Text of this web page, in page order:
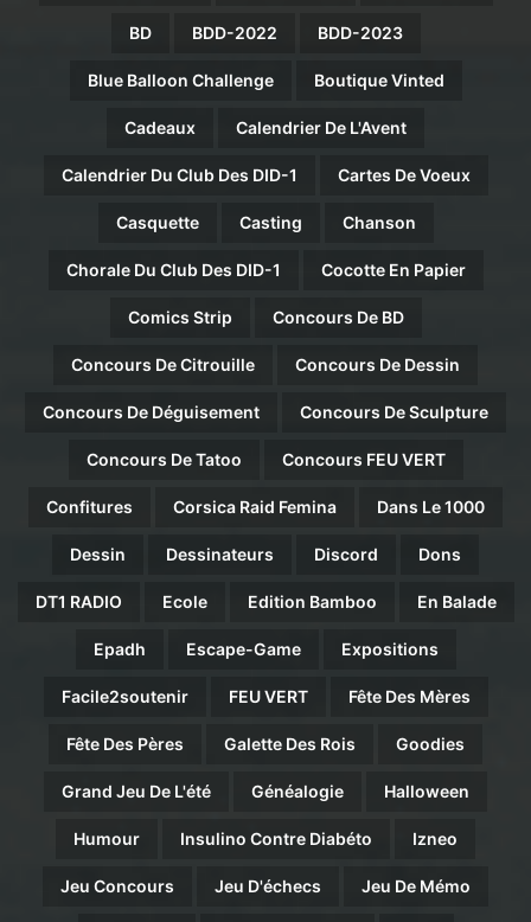
BD BDD-2022 BDD-2023
Blue Balloon Challenge Boutique Vinted
Cadeaux Calendrier De L'Avent
Calendrier Du Club Des DID-1 Cartes De Voeux
Casquette Casting Chanson
Chorale Du Club Des DID-1 Cocotte En Papier
Comics Strip Concours De BD
Concours De Citrouille Concours De Dessin
Concours De Déguisement Concours De Sculpture
Concours De Tatoo Concours FEU VERT
Confitures Corsica Raid Femina Dans Le 1000
Dessin Dessinateurs Discord Dons
DT1 RADIO Ecole Edition Bamboo En Balade
Epadh Escape-Game Expositions
Facile2soutenir FEU VERT Fête Des Mères
Fête Des Pères Galette Des Rois Goodies
Grand Jeu De L'été Généalogie Halloween
Humour Insulino Contre Diabéto Izneo
Jeu Concours Jeu D'échecs Jeu De Mémo